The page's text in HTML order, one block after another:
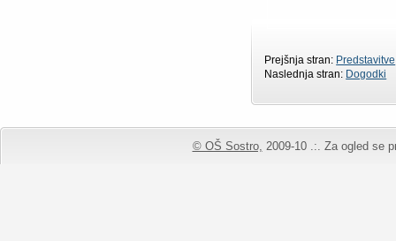
Prejšnja stran: Predstavitve
Naslednja stran: Dogodki
© OŠ Sostro, 2009-10 .:. Za ogled se